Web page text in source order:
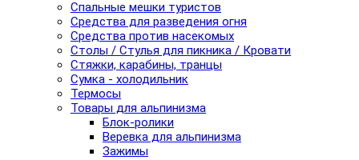
Спальные мешки туристов
Средства для разведения огня
Средства против насекомых
Столы / Стулья для пикника / Кровати
Стяжки, карабины, транцы
Сумка - холодильник
Термосы
Товары для альпинизма
Блок-ролики
Веревка для альпинизма
Зажимы